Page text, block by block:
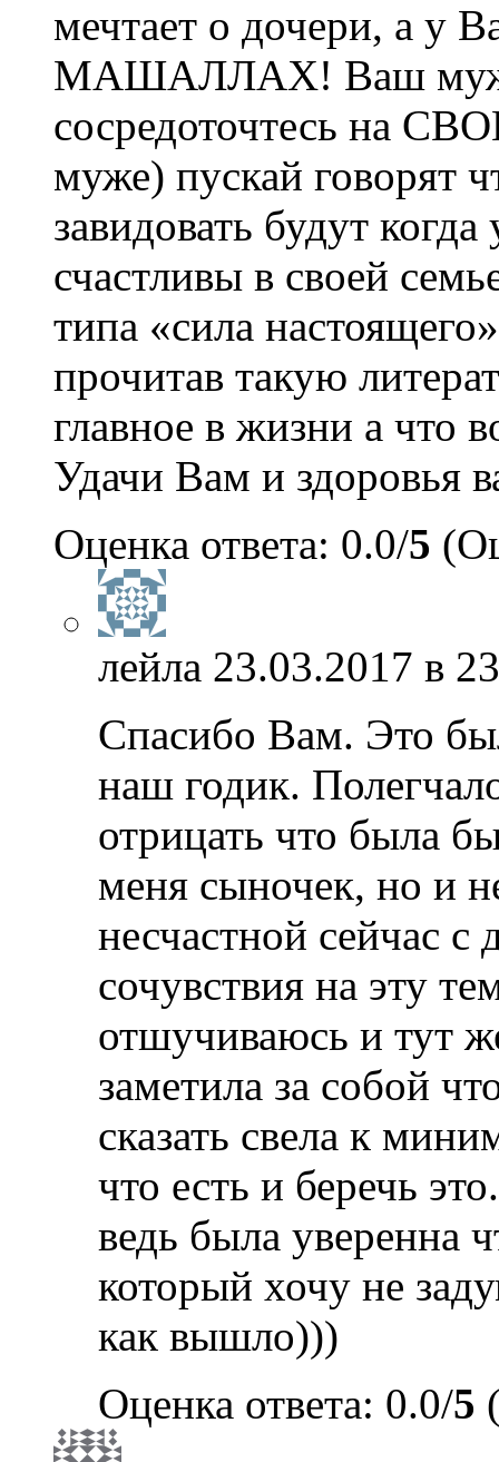
мечтает о дочери, а у
МАШАЛЛАХ! Ваш муж
сосредоточтесь на
муже) пускай говорят
завидовать будут
счастливы в своей
типа «сила
прочитав такую
главное в жизни а что
Удачи Вам и здоровья
Оценка ответа: 0.0/5
лейла 23.03.2017 в
Спасибо Вам. Это
наш годик.
отрицать что была
меня сыночек, но и
несчастной сейчас
сочувствия на эту
отшучиваюсь и тут
заметила за собой
сказать свела к
что есть и беречь
ведь была уверенна
который хочу не
как вышло)))
Оценка ответа: 0.0/5